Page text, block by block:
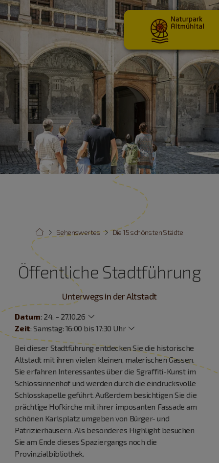
Die 15 schönsten Städte
Sehenswertes
Öffentliche Stadtführung
Unterwegs in der Altstadt
Datum: 24. - 27.10.26
Zeit:Samstag: 16:00 bis 17:30 Uhr
Bei dieser Stadtführung entdecken Sie die historische
Altstadt mit ihren vielen kleinen, malerischen Gassen.
Sie erfahren Interessantes über die Sgraffiti-Kunst im
Schlossinnenhof und werden durch die eindrucksvolle
Schlosskapelle geführt. Außerdem besichtigen Sie die
prächtige Hofkirche mit ihrer imposanten Fassade am
schönen Karlsplatz umgeben von Bürger- und
Patrizierhäusern. Als besonderes Highlight besuchen
Sie am Ende dieses Spaziergangs noch die
Provinzialbibliothek.